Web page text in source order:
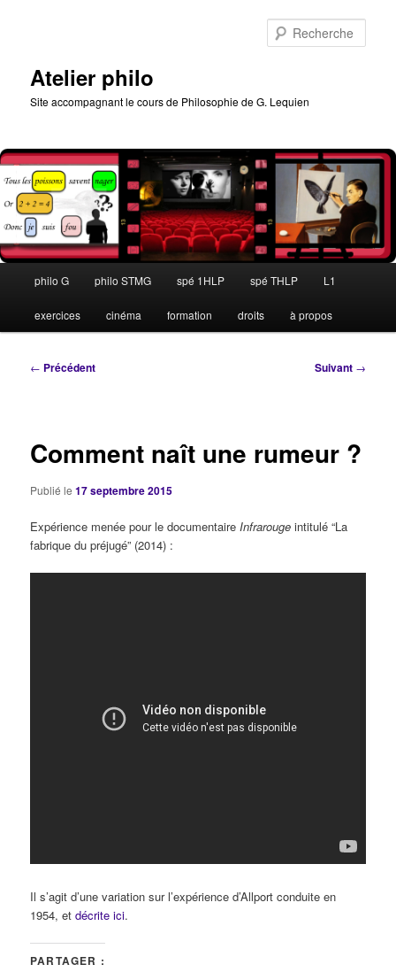
Atelier philo
Site accompagnant le cours de Philosophie de G. Lequien
principal
philo G philo STMG spé 1HLP spé THLP L1
exercices cinéma formation droits à propos
Navigation
← Précédent Suivant →
Comment naît une rumeur ?
Publié le17 septembre 2015
Expérience menée pour le documentaireInfrarouge intitulé “La
fabrique du préjugé” (2014) :
Il s’agit d’une variation sur l’expérience d’Allport conduite en
1954, etdécrite ici.
PARTAGER :